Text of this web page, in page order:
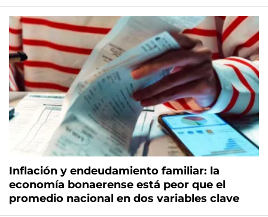
Inflación y endeudamiento familiar: la
economía bonaerense está peor que el
promedio nacional en dos variables clave